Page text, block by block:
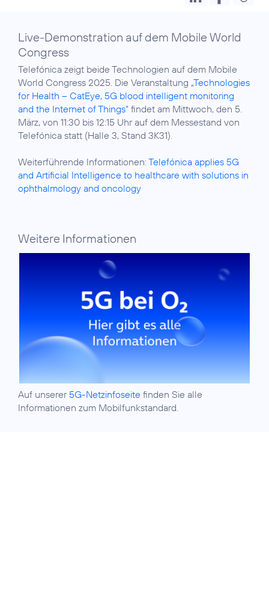
Live-Demonstration auf dem Mobile World
Congress
Telefónica zeigt beide Technologien auf dem Mobile
World Congress 2025. Die Veranstaltung „Technologies
for Health – CatEye, 5G blood intelligent monitoring
and the Internet of Things“ findet am Mittwoch, den 5.
März, von 11:30 bis 12:15 Uhr auf dem Messestand von
Telefónica statt (Halle 3, Stand 3K31).
Weiterführende Informationen:Telefónica applies 5G
and Artificial Intelligence to healthcare with solutions in
ophthalmology and oncology
Weitere Informationen
Auf unserer 5G-Netzinfoseite finden Sie alle
Informationen zum Mobilfunkstandard.